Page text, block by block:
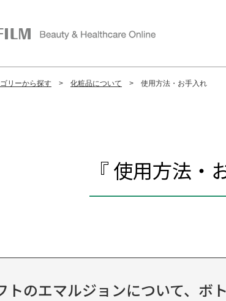
リーから探す 化粧品について 使用方法・お手入れ
『 使用方法・
トのエマルジョンについて、ボ